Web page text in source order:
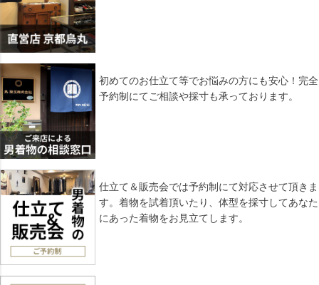
初めてのお仕立て等でお悩みの方にも安心！完全
予約制にてご相談や採寸も承っております。
仕立て＆販売会では予約制にて対応させて頂きま
す。着物を試着頂いたり、体型を採寸してあなた
にあった着物をお見立てします。